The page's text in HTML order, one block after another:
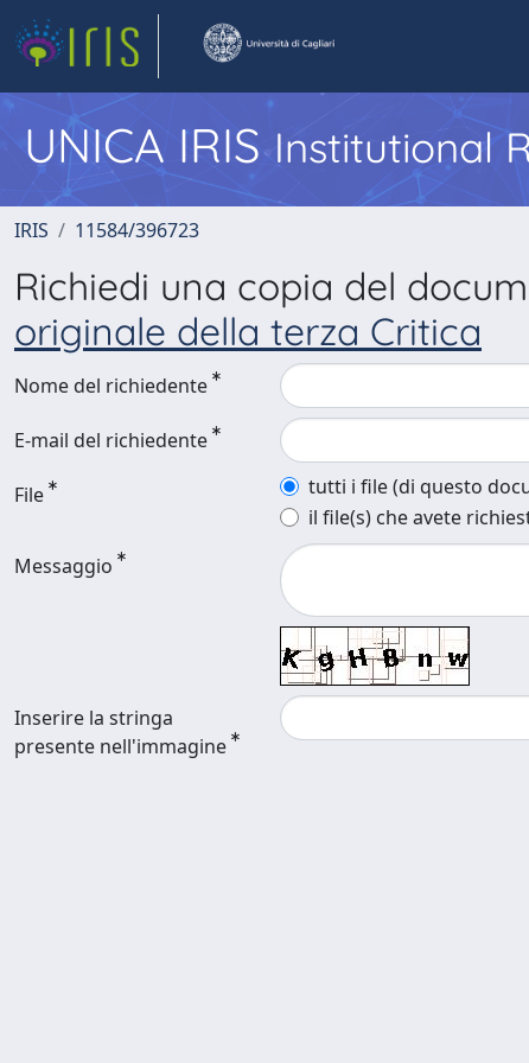
UNICA IRISInstitutional
IRIS 11584/396723
Richiedi una copia del
originale della terza Critica
Nome del richiedente
E-mail del richiedente
File
tutti i file (di questo
il file(s) che avete
Messaggio
Inserire la stringa
presente nell'immagine